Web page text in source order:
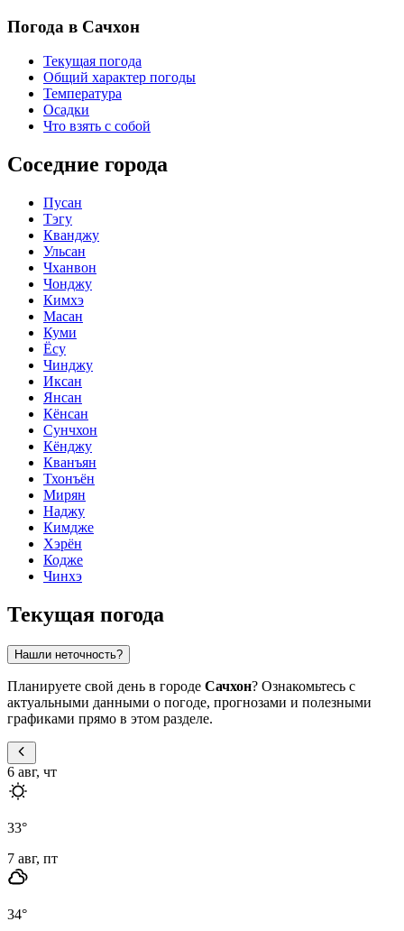
Погода в Сачхон
Текущая погода
Общий характер погоды
Температура
Осадки
Что взять с собой
Соседние города
Пусан
Тэгу
Кванджу
Ульсан
Чханвон
Чонджу
Кимхэ
Масан
Куми
Ёсу
Чинджу
Иксан
Янсан
Кёнсан
Сунчхон
Кёнджу
Кванъян
Тхонъён
Мирян
Наджу
Кимдже
Хэрён
Кодже
Чинхэ
Текущая погода
Нашли неточность?
Планируете свой день в городе Сачхон? Ознакомьтесь с
актуальными данными о погоде, прогнозами и полезными
графиками прямо в этом разделе.
6 авг, чт
33°
7 авг, пт
34°